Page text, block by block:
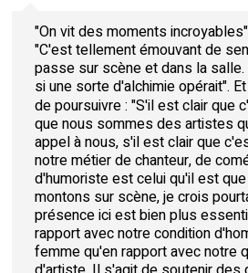
"On vit des moments
"C'est tellement émouvant de
passe sur scène et dans la
si une sorte d'alchimie opérait". Et
de poursuivre : "S'il est clair que
que nous sommes des artistes
appel à nous, s'il est clair que
notre métier de chanteur, de
d'humoriste est celui qu'il est
montons sur scène, je crois
présence ici est bien plus
rapport avec notre condition
femme qu'en rapport avec notre